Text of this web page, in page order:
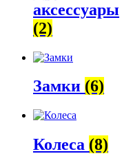
аксессуары
(2)
Замки (6)
Колеса (8)